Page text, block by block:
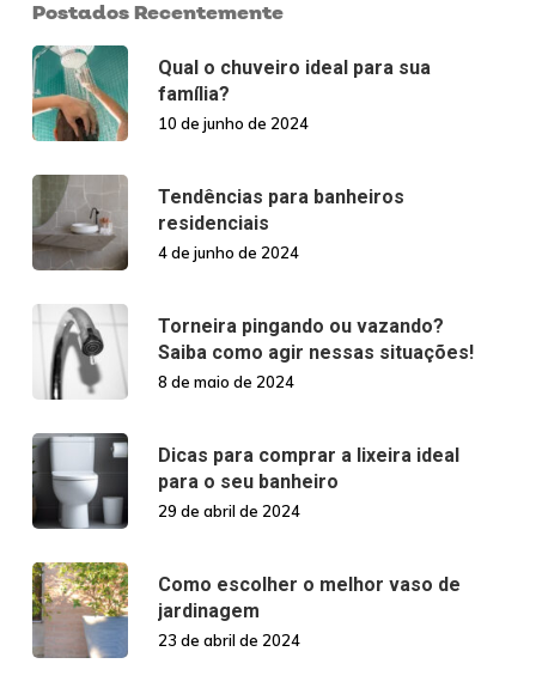
Postados Recentemente
Qual o chuveiro ideal para sua
família?
10 de junho de 2024
Tendências para banheiros
residenciais
4 de junho de 2024
Torneira pingando ou vazando?
Saiba como agir nessas situações!
8 de maio de 2024
Dicas para comprar a lixeira ideal
para o seu banheiro
29 de abril de 2024
Como escolher o melhor vaso de
jardinagem
23 de abril de 2024